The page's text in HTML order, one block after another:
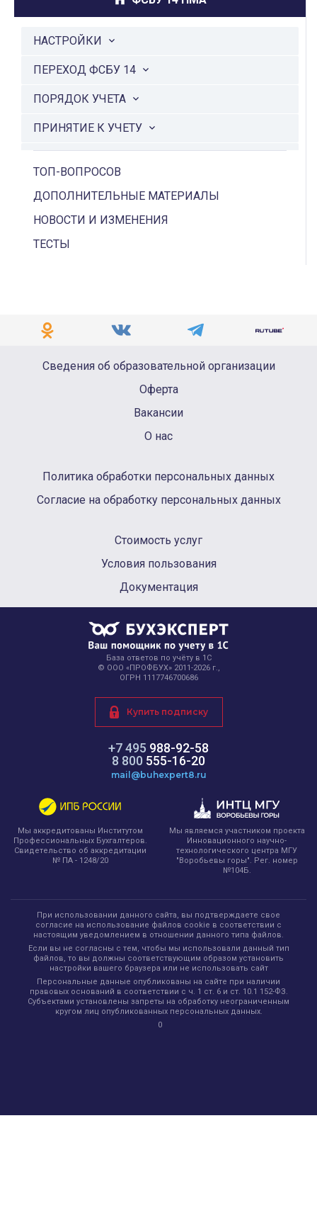
НАСТРОЙКИ
ПЕРЕХОД ФСБУ 14
ПОРЯДОК УЧЕТА
ПРИНЯТИЕ К УЧЕТУ
АМОРТИЗАЦИЯ
ВЫБЫТИЕ
ТОП-ВОПРОСОВ
ДОПОЛНИТЕЛЬНЫЕ МАТЕРИАЛЫ
НОВОСТИ И ИЗМЕНЕНИЯ
ТЕСТЫ
Сведения об образовательной организации
Оферта
Вакансии
О нас
Политика обработки персональных данных
Согласие на обработку персональных данных
Стоимость услуг
Условия пользования
Документация
База ответов по учёту в 1С
© ООО «ПРОФБУХ» 2011-2026 г.,
ОГРН 1117746700686
+7 495 988-92-58
8 800 555-16-20
mail@buhexpert8.ru
Купить подписку
Мы аккредитованы Институтом
Профессиональных Бухгалтеров.
Свидетельство об аккредитации
№ ПА - 1248/20
Мы являемся участником проекта
Инновационного научно-
технологического центра МГУ
"Воробьевы горы". Рег. номер
№104Б.
При использовании данного сайта, вы подтверждаете свое
согласие на использование файлов cookie в соответствии с
настоящим уведомлением в отношении данного типа файлов.
Если вы не согласны с тем, чтобы мы использовали данный тип
файлов, то вы должны соответствующим образом установить
настройки вашего браузера или не использовать сайт
Персональные данные опубликованы на сайте при наличии
правовых оснований в соответствии с ч. 1 ст. 6 и ст. 10.1 152-ФЗ.
Субъектами установлены запреты на обработку неограниченным
кругом лиц опубликованных персональных данных.
0